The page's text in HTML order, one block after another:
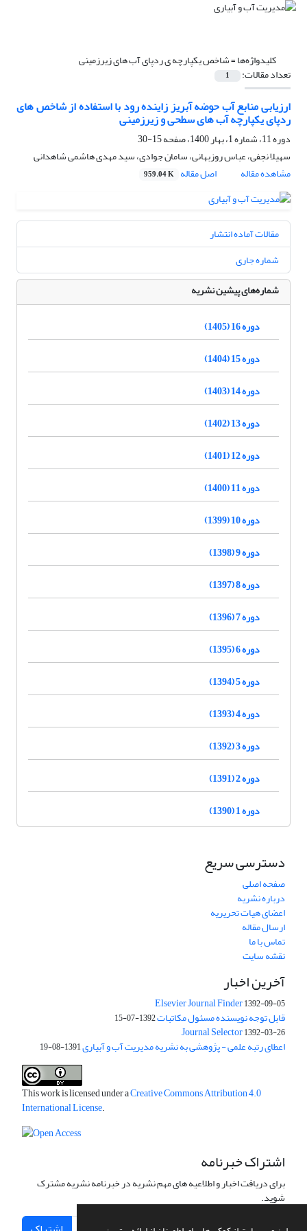
کلیدواژه‌ها =شاخص یکپارچه ی ردپای آب های زیرزمینی
تعداد مقالات: 1
ارزیابی منابع آب حوضه آبریز زاینده رود با استفاده از شاخص های
ردپای یکپارچه آب های سطحی و زیرزمینی
دوره 11، شماره 1، بهار 1400، صفحه
15-30
سهیلا نجفی، عباس روزبهانی، سامان جوادی، سید مهدی هاشمی شاهدانی
مشاهده مقاله
اصل مقاله 959.04 K
مقالات آماده انتشار
شماره جاری
شماره‌های پیشین نشریه
دوره 16 (1405)
دوره 15 (1404)
دوره 14 (1403)
دوره 13 (1402)
دوره 12 (1401)
دوره 11 (1400)
دوره 10 (1399)
دوره 9 (1398)
دوره 8 (1397)
دوره 7 (1396)
دوره 6 (1395)
دوره 5 (1394)
دوره 4 (1393)
دوره 3 (1392)
دوره 2 (1391)
دوره 1 (1390)
دسترسی سریع
صفحه اصلی
درباره نشریه
اعضای هیات تحریریه
ارسال مقاله
تماس با ما
نقشه سایت
آخرین اخبار
Elsevier Journal Finder1392-09-05
قابل توجه نویسنده مسئول مکاتبات1392-07-15
Journal Selector1392-03-26
اعطای رتبه علمی - پژوهشی به نشریه مدیریت آب و آبیاری1391-08-19
This work is licensed under aCreative Commons Attribution 4.0
International License.
اشتراک خبرنامه
برای دریافت اخبار و اطلاعیه های مهم نشریه در خبرنامه نشریه مشترک
شوید.